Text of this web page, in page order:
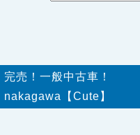
完売！一般中古車！
nakagawa【Cute】